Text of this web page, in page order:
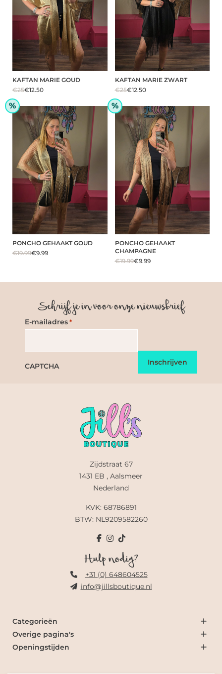
KAFTAN MARIE GOUD
€25€12.50
KAFTAN MARIE ZWART
€25€12.50
%
PONCHO GEHAAKT GOUD
€19.99€9.99
%
PONCHO GEHAAKT
CHAMPAGNE
€19.99€9.99
Schrijf je in voor onze nieuwsbrief
E-mailadres *
CAPTCHA
Zijdstraat 67
1431 EB , Aalsmeer
Nederland
KVK: 68786891
BTW: NL9209582260
Hulp nodig?
+31 (0) 648604525
info@jillsboutique.nl
Categorieën
Overige pagina's
Openingstijden